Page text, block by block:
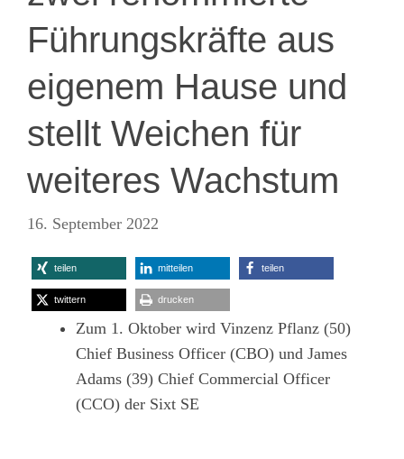
Führungskräfte aus
eigenem Hause und
stellt Weichen für
weiteres Wachstum
16. September 2022
teilen mitteilen teilen
twittern drucken
Zum 1. Oktober wird Vinzenz Pflanz (50)
Chief Business Officer (CBO) und James
Adams (39) Chief Commercial Officer
(CCO) der Sixt SE